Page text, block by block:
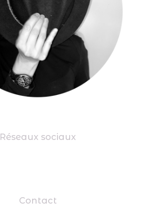
Réseaux sociaux
Contact